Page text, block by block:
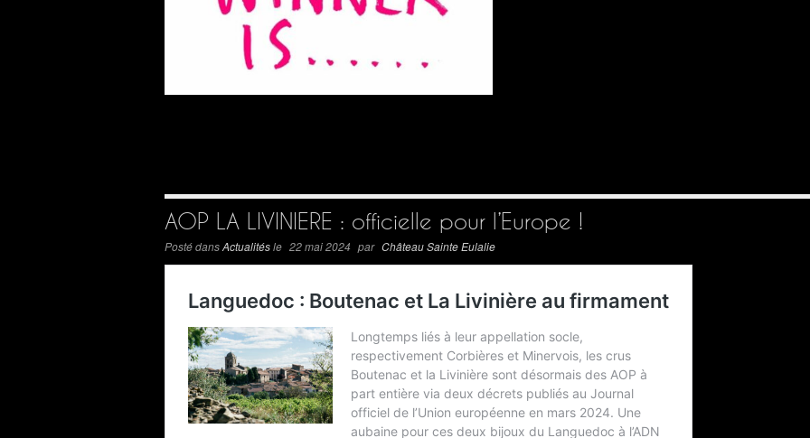
AOP LA LIVINIERE : officielle pour l’Europe !
Posté dansActualitésle 22 mai 2024 par Château Sainte Eulalie